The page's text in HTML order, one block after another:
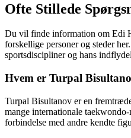
Ofte Stillede
Du vil finde information om Edi
forskellige personer og steder
sportsdiscipliner og hans
Hvem er Turpal
Turpal Bisultanov er en
mange internationale
forbindelse med andre kendte